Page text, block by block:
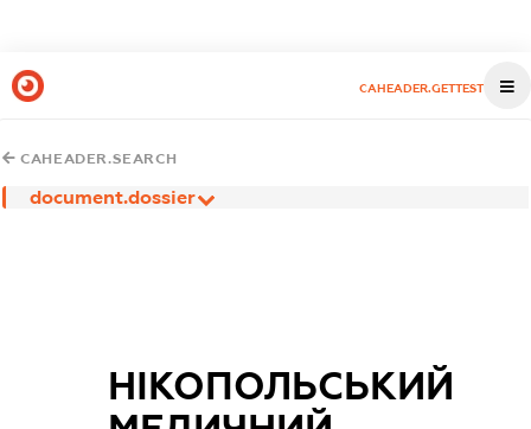
CAHEADER.GETTEST
CAHEADER.SEARCH
document.dossier
НІКОПОЛЬСЬКИЙ